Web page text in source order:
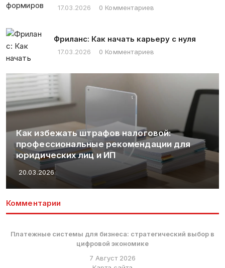
17.03.2026 0 Комментариев
Фриланс: Как начать карьеру с нуля
17.03.2026 0 Комментариев
для
Заработок на криптовалюте
основные стратегии и риски
20.03.2026
Комментарии
Платежные системы для бизнеса: стратегический выбор в
цифровой экономике
7 Август 2026